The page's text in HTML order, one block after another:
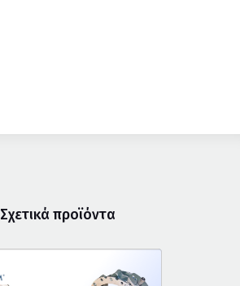
Σχετικά προϊόντα